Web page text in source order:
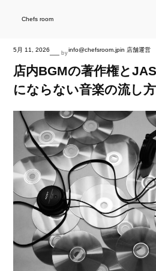
Chefs room
5月 11, 2026— byinfo@chefsroom.jpin 店舗運営
店内BGMの著作権と
にならない音楽の流し方